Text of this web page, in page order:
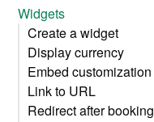
Widgets
Create a widget
Display currency
Embed customization
Link to URL
Redirect after booking